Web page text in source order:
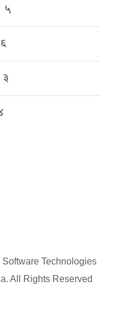
५
६
३
Technologies
All Rights Reserved